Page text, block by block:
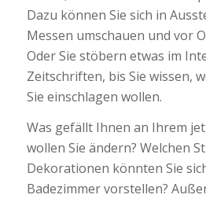
Dazu können Sie sich in
Messen umschauen und vor
Oder Sie stöbern etwas im
Zeitschriften, bis Sie wissen,
Sie einschlagen wollen.
Was gefällt Ihnen an Ihrem
wollen Sie ändern? Welchen
Dekorationen könnten Sie
Badezimmer vorstellen?